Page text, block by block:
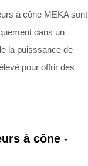
à cône MEKA sont
dans un
la puisssance de
pour offrir des
à cône -